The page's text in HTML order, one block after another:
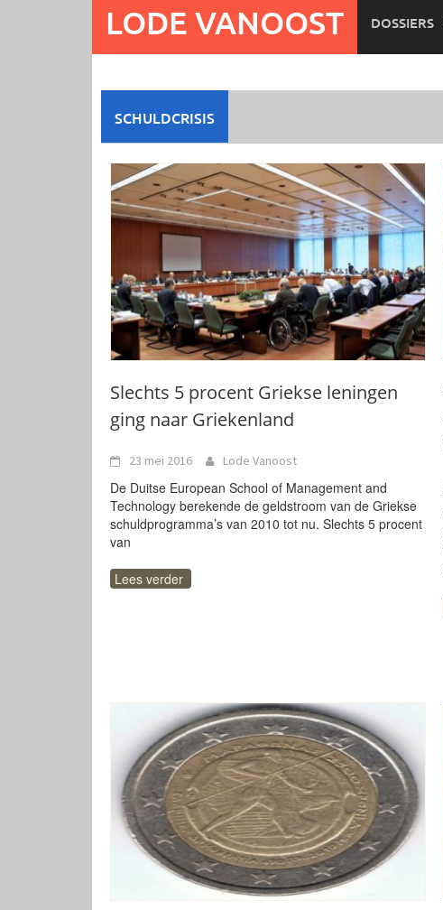
LODE VANOOST DOSSIERS
SCHULDCRISIS
Slechts 5 procent Griekse leningen
ging naar Griekenland
23 mei 2016 Lode Vanoost
De Duitse European School of Management and
Technology berekende de geldstroom van de Griekse
schuldprogramma’s van 2010 tot nu. Slechts 5 procent
van
Lees verder